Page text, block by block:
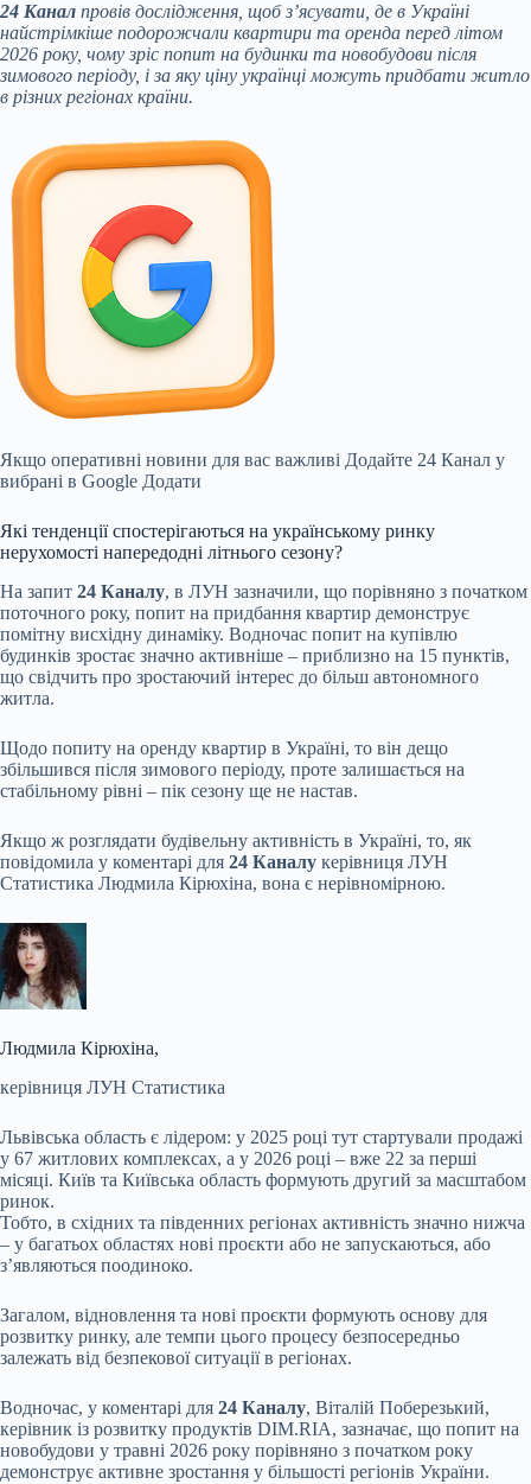
24 Канал провів дослідження, щоб з’ясувати, де в Україні
найстрімкіше подорожчали квартири та оренда перед літом
2026 року, чому зріс попит на будинки та новобудови після
зимового періоду, і за яку ціну українці можуть придбати житло
в різних регіонах країни.
Якщо оперативні новини для вас важливі Додайте 24 Канал у
вибрані в Google Додати
Які тенденції спостерігаються на українському ринку
нерухомості напередодні літнього сезону?
На запит 24 Каналу, в ЛУН зазначили, що порівняно з початком
поточного року, попит на придбання квартир демонструє
помітну висхідну динаміку. Водночас попит на купівлю
будинків зростає значно активніше – приблизно на 15 пунктів,
що свідчить про зростаючий інтерес до більш автономного
житла.
Щодо попиту на оренду квартир в Україні, то він дещо
збільшився після зимового періоду, проте залишається на
стабільному рівні – пік сезону ще не настав.
Якщо ж розглядати будівельну активність в Україні, то, як
повідомила у коментарі для 24 Каналу керівниця ЛУН
Статистика Людмила Кірюхіна, вона є нерівномірною.
Людмила Кірюхіна,
керівниця ЛУН Статистика
Львівська область є лідером: у 2025 році тут стартували продажі
у 67 житлових комплексах, а у 2026 році – вже 22 за перші
місяці. Київ та Київська область формують другий за масштабом
ринок.
Тобто, в східних та південних регіонах активність значно нижча
– у багатьох областях нові проєкти або не запускаються, або
з’являються поодиноко.
Загалом, відновлення та нові проєкти формують основу для
розвитку ринку, але темпи цього процесу безпосередньо
залежать від безпекової ситуації в регіонах.
Водночас, у коментарі для 24 Каналу, Віталій Поберезький,
керівник із розвитку продуктів DIM.RIA, зазначає, що попит на
новобудови у травні 2026 року порівняно з початком року
демонструє активне зростання у більшості регіонів України.